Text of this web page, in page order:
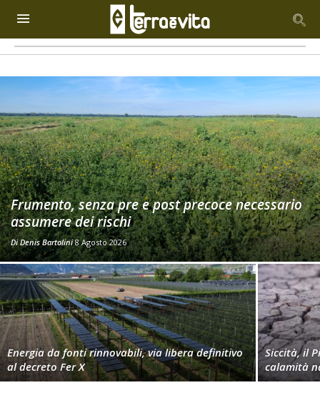
Frumento, senza pre e post precoce necessario
assumere dei rischi
DiDenis Bartolini 8 Agosto 2026
Energia da fonti rinnovabili, via libera definitivo
al decreto Fer X
Siccità, il
calamità